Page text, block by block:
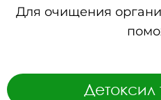
Для очищения
Детоксил